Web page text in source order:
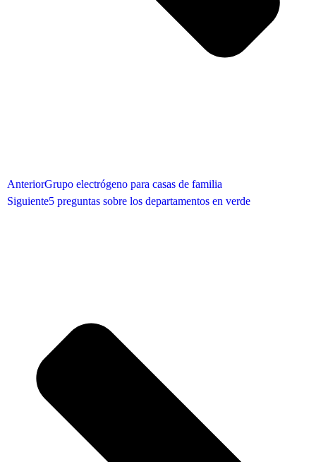
AnteriorGrupo electrógeno para casas de familia
Siguiente5 preguntas sobre los departamentos en verde